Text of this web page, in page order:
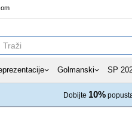
Golmanski SP
Dobijte 10%